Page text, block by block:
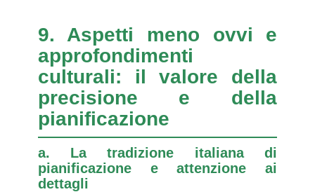
9. Aspetti meno ovvi e
approfondimenti
culturali: il valore della
precisione e della
pianificazione
a. La tradizione italiana di
pianificazione e attenzione ai
dettagli